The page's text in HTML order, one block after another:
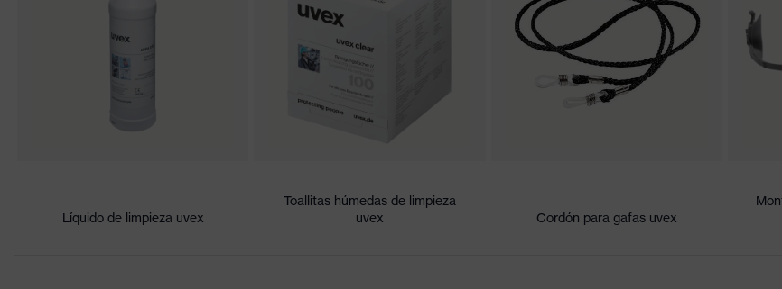
Características
del
revestimiento
Muy resistente a la abrasión en el exterior, Interior antiempañante, Resistente a los agentes
Incremento del contraste, Reconocimiento de los colores de señalización, Reducción de la
Líquido de limpieza uvex
Toallitas húmedas de limpieza
uvex
Cordón para gafas uvex